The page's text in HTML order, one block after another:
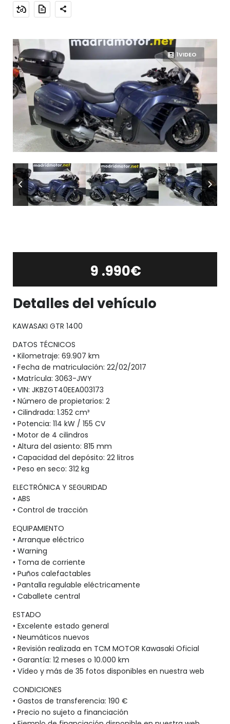
1VIDEO
9 .990€
Detalles del vehículo
KAWASAKI GTR 1400
DATOS TÉCNICOS
• Kilometraje: 69.907 km
• Fecha de matriculación: 22/02/2017
• Matrícula: 3063-JWY
• VIN: JKBZGT40EEA003173
• Número de propietarios: 2
• Cilindrada: 1.352 cm³
• Potencia: 114 kW / 155 CV
• Motor de 4 cilindros
• Altura del asiento: 815 mm
• Capacidad del depósito: 22 litros
• Peso en seco: 312 kg
ELECTRÓNICA Y SEGURIDAD
• ABS
• Control de tracción
EQUIPAMIENTO
• Arranque eléctrico
• Warning
• Toma de corriente
• Puños calefactables
• Pantalla regulable eléctricamente
• Caballete central
ESTADO
• Excelente estado general
• Neumáticos nuevos
• Revisión realizada en TCM MOTOR Kawasaki Oficial
• Garantía: 12 meses o 10.000 km
• Vídeo y más de 35 fotos disponibles en nuestra web
CONDICIONES
• Gastos de transferencia: 190 €
• Precio no sujeto a financiación